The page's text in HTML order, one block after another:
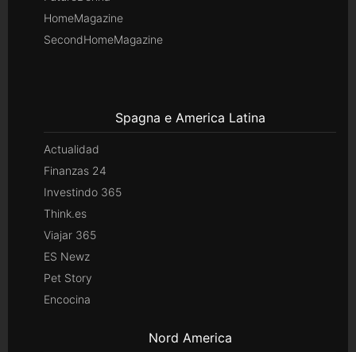
HomeMagazine
SecondHomeMagazine
Spagna e America Latina
Actualidad
Finanzas 24
Investindo 365
Think.es
Viajar 365
ES Newz
Pet Story
Encocina
Nord America